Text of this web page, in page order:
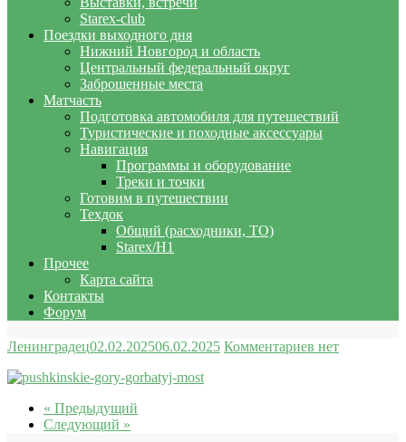
Starex-club
Поездки выходного дня
Нижний Новгород и область
Центральный федеральный округ
Заброшенные места
Матчасть
Подготовка автомобиля для путешествий
Туристические и походные аксессуары
Навигация
Программы и оборудование
Треки и точки
Готовим в путешествии
Техдок
Общий (расходники, ТО)
Starex/H1
Прочее
Карта сайта
Контакты
Форум
Ленинградец02.02.202506.02.2025 Комментариев нет
« Предыдущий
Следующий »